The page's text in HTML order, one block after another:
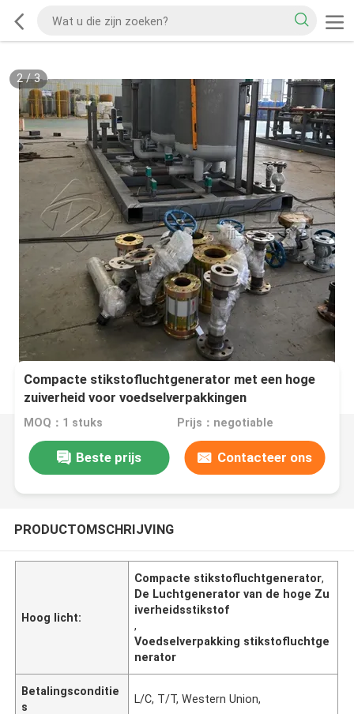
2/3
Compacte stikstofluchtgenerator met een hoge
zuiverheid voor voedselverpakkingen
MOQ：1 stuks Prijs：negotiable
Beste prijs Contacteer ons
PRODUCTOMSCHRIJVING
Hoog licht:
Compacte stikstofluchtgenerator,
De Luchtgenerator van de hoge Zu
iverheidsstikstof
,
Voedselverpakking stikstofluchtge
nerator
Betalingsconditie
s
L/C, T/T, Western Union,